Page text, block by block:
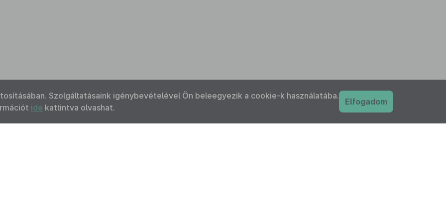
Szolgáltatásaink igénybevételével Ön beleegyezik a cookie-k használatába.
ide kattintva olvashat.
Elfogadom